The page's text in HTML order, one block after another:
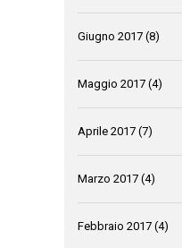
Giugno 2017 (8)
Maggio 2017 (4)
Aprile 2017 (7)
Marzo 2017 (4)
Febbraio 2017 (4)